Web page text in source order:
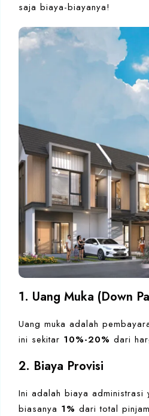
saja biaya-biayanya!
1. Uang Muka (Down
Uang muka adalah
ini sekitar 10%-20% dari
2. Biaya Provisi
Ini adalah biaya administrasi
biasanya 1% dari total